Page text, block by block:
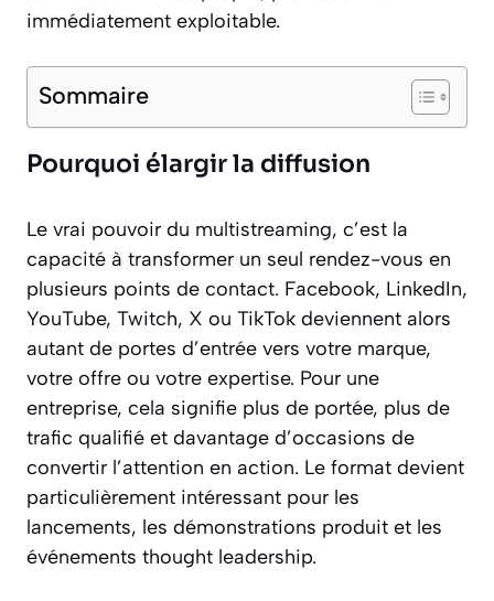
immédiatement exploitable.
Sommaire
Pourquoi élargir la diffusion
Le vrai pouvoir du multistreaming, c’est la
capacité à transformer un seul rendez-vous en
plusieurs points de contact. Facebook, LinkedIn,
YouTube, Twitch, X ou TikTok deviennent alors
autant de portes d’entrée vers votre marque,
votre offre ou votre expertise. Pour une
entreprise, cela signifie plus de portée, plus de
trafic qualifié et davantage d’occasions de
convertir l’attention en action. Le format devient
particulièrement intéressant pour les
lancements, les démonstrations produit et les
événements thought leadership.